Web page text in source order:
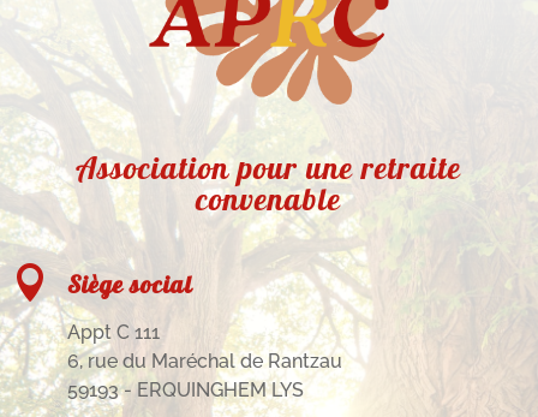
Association pour une retraite
convenable
 Siège social
Appt C 111
6, rue du Maréchal de Rantzau
59193 - ERQUINGHEM LYS